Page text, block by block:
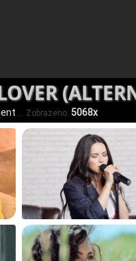
... Zobrazeno: 5068x